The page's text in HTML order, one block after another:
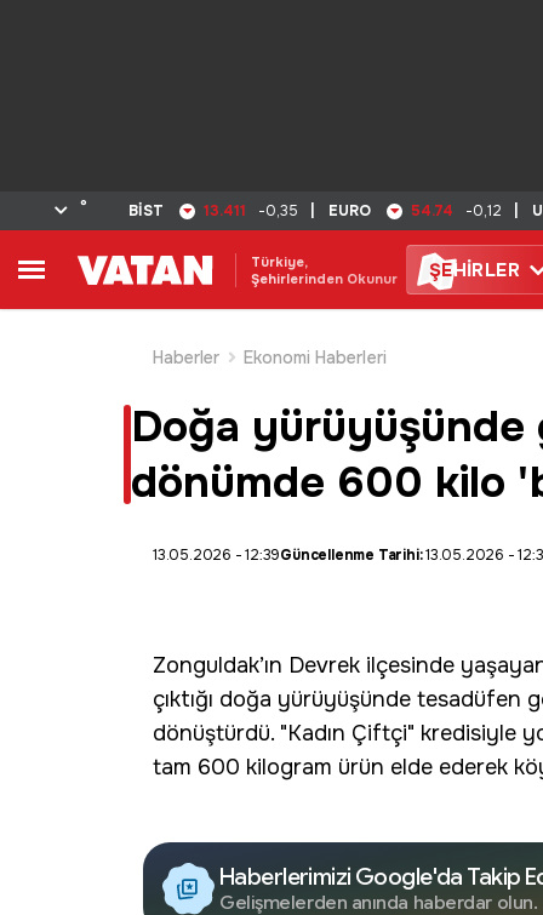
° BİST 13.411 -0,35 EURO 54.74 -0,12
Türkiye,
Şehirlerinden Okunur
ŞEHİRLER
Haberler Ekonomi Haberleri
Doğa yürüyüşünde
dönümde 600 kilo
13.05.2026 - 12:39Güncellenme Tarihi:13.05.2026 -
Zonguldak’ın Devrek ilçesinde
çıktığı doğa yürüyüşünde tesadüfen
dönüştürdü. "Kadın Çiftçi" kredisiyle
tam 600 kilogram ürün elde ederek
Haberlerimizi Google'da Takip
Gelişmelerden anında haberdar olun.